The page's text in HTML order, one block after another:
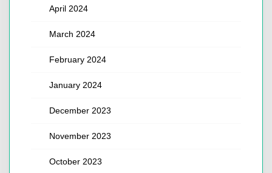
April 2024
March 2024
February 2024
January 2024
December 2023
November 2023
October 2023